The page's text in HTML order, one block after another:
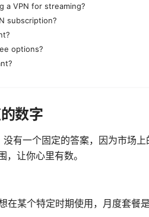
a VPN for streaming?
subscription?
options?
数字
有一个固定的答案，因为市场
让你心里有数。
某个特定时期使用，月度套餐是